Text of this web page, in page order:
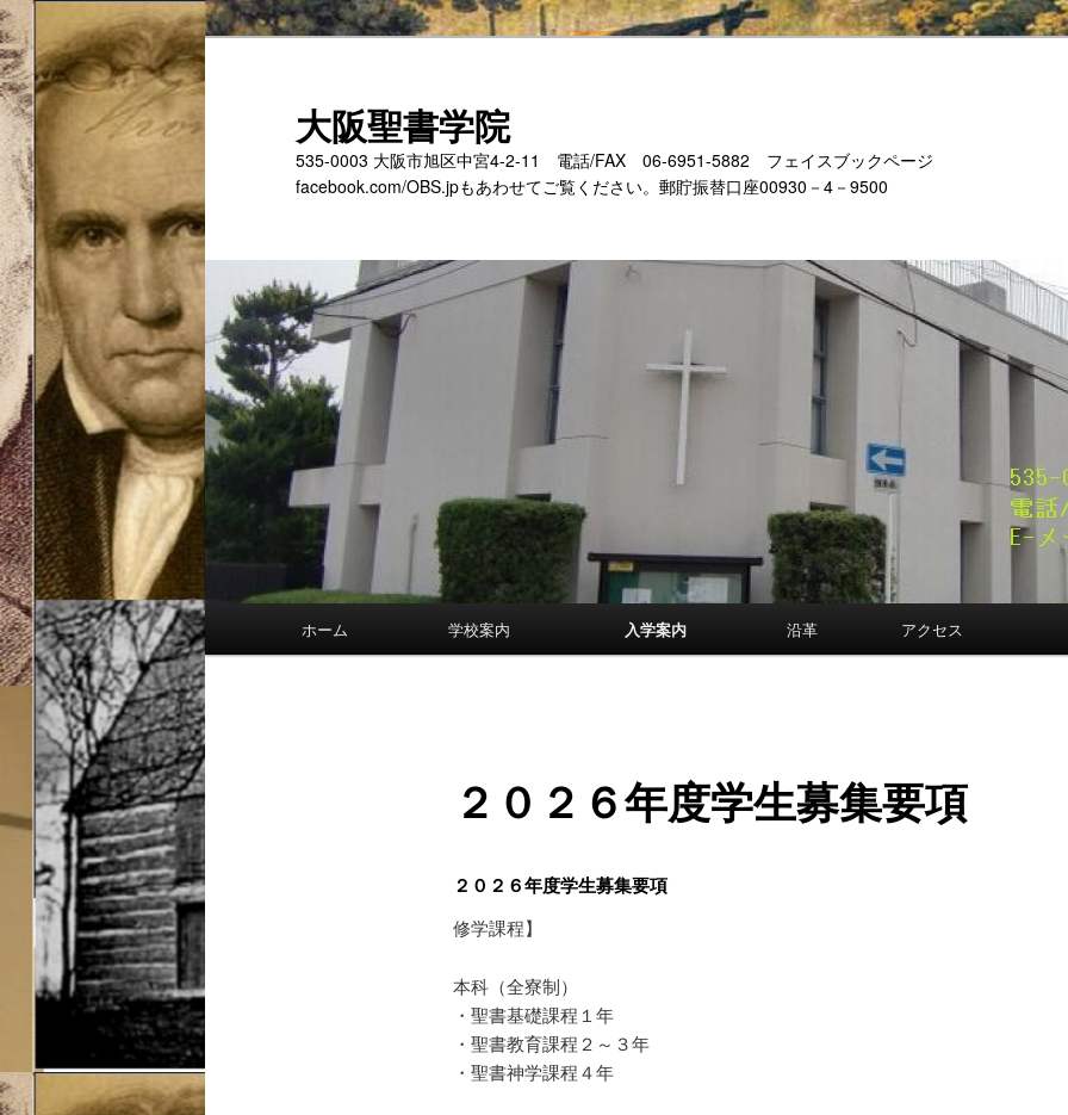
メ
イ
ン
コ
ン
テ
ン
ツ
へ
移
動
大阪聖書学院
535-0003 大阪市旭区中宮4-2-11 電話/FAX 06-6951-5882 フェイスブックページ
facebook.com/OBS.jpもあわせてご覧ください。郵貯振替口座00930－4－9500
ホーム 学校案内 入学案内 沿革 アクセス
２０２６年度学生募集要項
２０２６年度学生募集要項
修学課程】
本科（全寮制）
・聖書基礎課程１年
・聖書教育課程２～３年
・聖書神学課程４年